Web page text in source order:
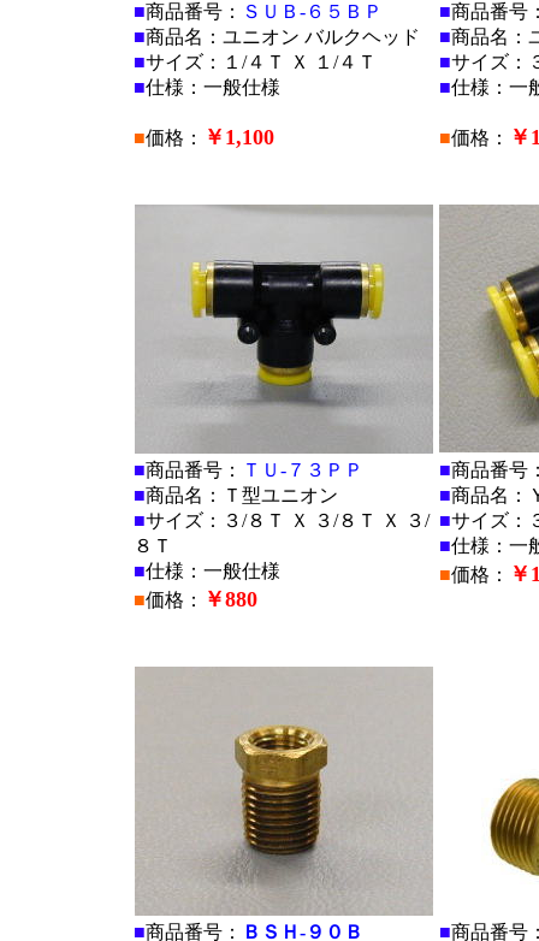
■商品番号：
ＳＵＢ-６５ＢＰ
■商品名：ユニオン バルクヘッド
■サイズ：１/４Ｔ Ｘ １/４Ｔ
■仕様：一般仕様
■価格： ￥1,100
■商品番号
■商品名：
■サイズ：
■仕様：一
■価格： ￥
■商品番号：
ＴＵ-７３ＰＰ
■商品名：Ｔ型ユニオン
■サイズ：３/８Ｔ Ｘ ３/８Ｔ Ｘ ３/
８Ｔ
■仕様：一般仕様
■価格： ￥880
■商品番号
■商品名：
■サイズ：
■仕様：一
■価格： ￥
■商品番号： ＢＳＨ-９０Ｂ ■商品番号